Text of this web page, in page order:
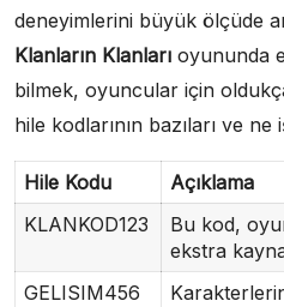
deneyimlerini büyük ölçüde
Klanların Klanları oyununda
bilmek, oyuncular için
hile kodlarının bazıları ve ne
Hile Kodu
Açıklama
KLANKOD123
Bu kod,
ekstra
GELISIM456